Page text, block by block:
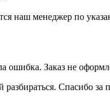
наш менеджер по
ошибка. Заказ не
Спасибо за